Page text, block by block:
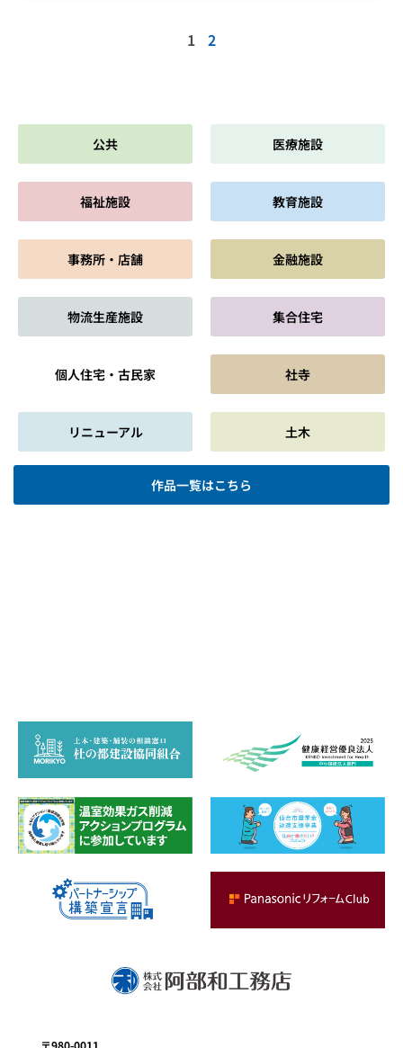
1 2
公共
福祉施設
事務所・店舗
物流生産施設
個人住宅・古民家
リニューアル
医療施設
教育施設
金融施設
集合住宅
社寺
土木
作品一覧はこちら
〒980-0011